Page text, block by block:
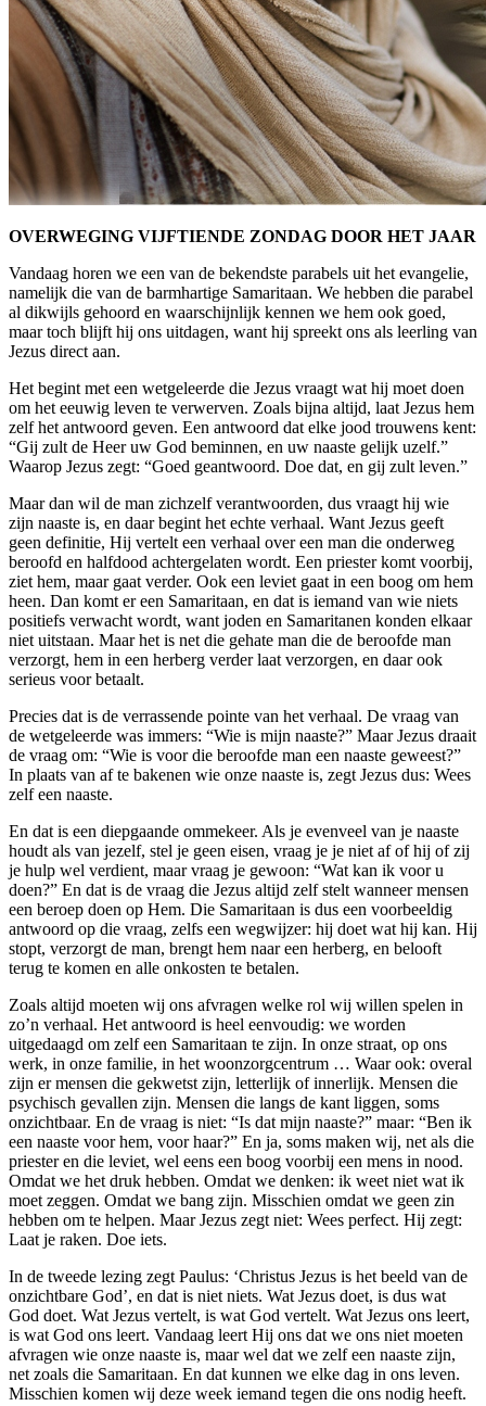
OVERWEGING VIJFTIENDE ZONDAG DOOR HET JAAR
Vandaag horen we een van de bekendste parabels uit het evangelie,
namelijk die van de barmhartige Samaritaan. We hebben die parabel
al dikwijls gehoord en waarschijnlijk kennen we hem ook goed,
maar toch blijft hij ons uitdagen, want hij spreekt ons als leerling van
Jezus direct aan.
Het begint met een wetgeleerde die Jezus vraagt wat hij moet doen
om het eeuwig leven te verwerven. Zoals bijna altijd, laat Jezus hem
zelf het antwoord geven. Een antwoord dat elke jood trouwens kent:
“Gij zult de Heer uw God beminnen, en uw naaste gelijk uzelf.”
Waarop Jezus zegt: “Goed geantwoord. Doe dat, en gij zult leven.”
Maar dan wil de man zichzelf verantwoorden, dus vraagt hij wie
zijn naaste is, en daar begint het echte verhaal. Want Jezus geeft
geen definitie, Hij vertelt een verhaal over een man die onderweg
beroofd en halfdood achtergelaten wordt. Een priester komt voorbij,
ziet hem, maar gaat verder. Ook een leviet gaat in een boog om hem
heen. Dan komt er een Samaritaan, en dat is iemand van wie niets
positiefs verwacht wordt, want joden en Samaritanen konden elkaar
niet uitstaan. Maar het is net die gehate man die de beroofde man
verzorgt, hem in een herberg verder laat verzorgen, en daar ook
serieus voor betaalt.
Precies dat is de verrassende pointe van het verhaal. De vraag van
de wetgeleerde was immers: “Wie is mijn naaste?” Maar Jezus draait
de vraag om: “Wie is voor die beroofde man een naaste geweest?”
In plaats van af te bakenen wie onze naaste is, zegt Jezus dus: Wees
zelf een naaste.
En dat is een diepgaande ommekeer. Als je evenveel van je naaste
houdt als van jezelf, stel je geen eisen, vraag je je niet af of hij of zij
je hulp wel verdient, maar vraag je gewoon: “Wat kan ik voor u
doen?” En dat is de vraag die Jezus altijd zelf stelt wanneer mensen
een beroep doen op Hem. Die Samaritaan is dus een voorbeeldig
antwoord op die vraag, zelfs een wegwijzer: hij doet wat hij kan. Hij
stopt, verzorgt de man, brengt hem naar een herberg, en belooft
terug te komen en alle onkosten te betalen.
Zoals altijd moeten wij ons afvragen welke rol wij willen spelen in
zo’n verhaal. Het antwoord is heel eenvoudig: we worden
uitgedaagd om zelf een Samaritaan te zijn. In onze straat, op ons
werk, in onze familie, in het woonzorgcentrum … Waar ook: overal
zijn er mensen die gekwetst zijn, letterlijk of innerlijk. Mensen die
psychisch gevallen zijn. Mensen die langs de kant liggen, soms
onzichtbaar. En de vraag is niet: “Is dat mijn naaste?” maar: “Ben ik
een naaste voor hem, voor haar?” En ja, soms maken wij, net als die
priester en die leviet, wel eens een boog voorbij een mens in nood.
Omdat we het druk hebben. Omdat we denken: ik weet niet wat ik
moet zeggen. Omdat we bang zijn. Misschien omdat we geen zin
hebben om te helpen. Maar Jezus zegt niet: Wees perfect. Hij zegt:
Laat je raken. Doe iets.
In de tweede lezing zegt Paulus: ‘Christus Jezus is het beeld van de
onzichtbare God’, en dat is niet niets. Wat Jezus doet, is dus wat
God doet. Wat Jezus vertelt, is wat God vertelt. Wat Jezus ons leert,
is wat God ons leert. Vandaag leert Hij ons dat we ons niet moeten
afvragen wie onze naaste is, maar wel dat we zelf een naaste zijn,
net zoals die Samaritaan. En dat kunnen we elke dag in ons leven.
Misschien komen wij deze week iemand tegen die ons nodig heeft.